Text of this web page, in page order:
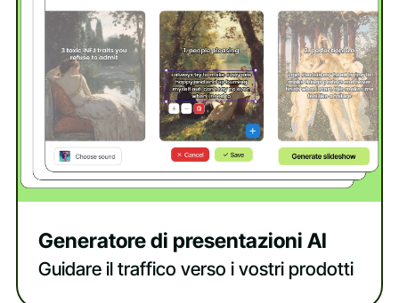
Generatore di presentazioni AI
Guidare il traffico verso i vostri prodotti